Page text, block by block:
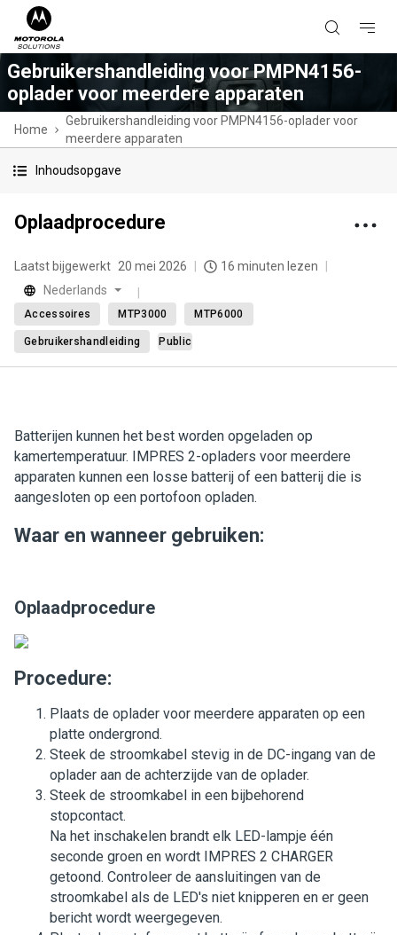
Gebruikershandleiding voor PMPN4156-
oplader voor meerdere apparaten
Home
Gebruikershandleiding voor PMPN4156-oplader voor
meerdere apparaten
Inhoudsopgave
Oplaadprocedure
Laatst bijgewerkt 20 mei 2026
16 minuten lezen
Nederlands
Accessoires MTP3000 MTP6000
Gebruikershandleiding Public
Batterijen kunnen het best worden opgeladen op
kamertemperatuur. IMPRES 2-opladers voor meerdere
apparaten kunnen een losse batterij of een batterij die is
aangesloten op een portofoon opladen.
Waar en wanneer gebruiken:
Oplaadprocedure
Procedure:
Plaats de oplader voor meerdere apparaten op een
platte ondergrond.
Steek de stroomkabel stevig in de DC-ingang van de
oplader aan de achterzijde van de oplader.
Steek de stroomkabel in een bijbehorend
stopcontact.
Na het inschakelen brandt elk LED-lampje één
seconde groen en wordt IMPRES 2 CHARGER
getoond. Controleer de aansluitingen van de
stroomkabel als de LED's niet knipperen en er geen
bericht wordt weergegeven.